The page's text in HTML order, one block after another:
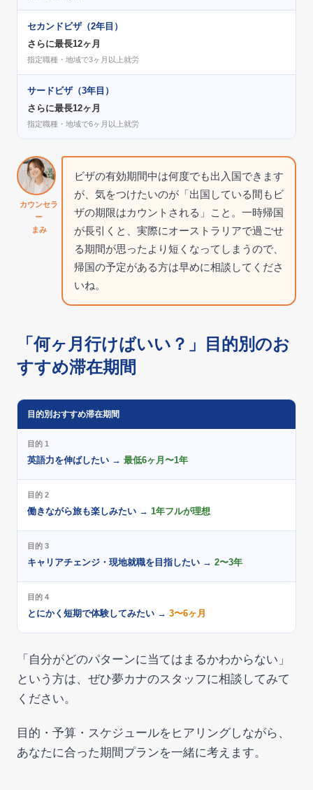
セカンドビザ（2年目）
さらに最長12ヶ月
指定職種・地域で3ヶ月以上就労
サードビザ（3年目）
さらに最長12ヶ月
指定職種・地域で6ヶ月以上就労
カウンセラ
ー
まみ
ビザの有効期間中は何度でも出入国できます
が、気をつけたいのが「出国している間もビ
ザの期限はカウントされる」こと。一時帰国
が長引くと、実際にオーストラリアで過ごせ
る期間が思ったより短くなってしまうので、
帰国の予定がある方は早めに相談してくださ
いね。
「何ヶ月行けばいい？」目的別のお
すすめ滞在期間
目的別おすすめ滞在期間
目的 1
英語力を伸ばしたい → 最低6ヶ月〜1年
目的 2
働きながら旅も楽しみたい → 1年フルが理想
目的 3
キャリアチェンジ・現地就職を目指したい → 2〜3年
目的 4
とにかく短期で体験してみたい → 3〜6ヶ月
「自分がどのパターンに当てはまるかわからない」
という方は、ぜひ夢カナのスタッフに相談してみて
ください。
目的・予算・スケジュールをヒアリングしながら、
あなたに合った期間プランを一緒に考えます。